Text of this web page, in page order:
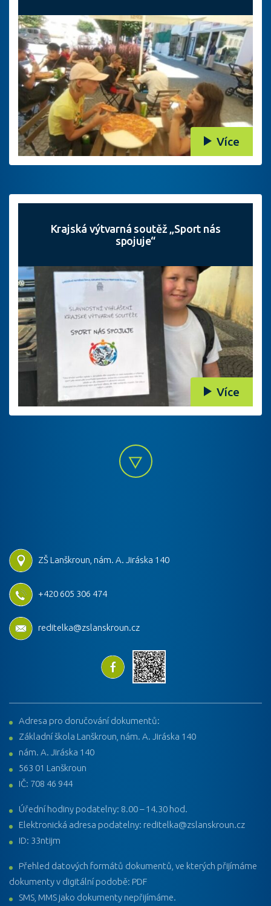
Více
Krajská výtvarná soutěž „Sport nás
spojuje“
Více
ZŠ Lanškroun, nám. A. Jiráska 140
+420 605 306 474
reditelka@zslanskroun.cz
Adresa pro doručování dokumentů:
Základní škola Lanškroun, nám. A. Jiráska 140
nám. A. Jiráska 140
563 01 Lanškroun
IČ: 708 46 944
Úřední hodiny podatelny: 8.00 – 14.30 hod.
Elektronická adresa podatelny: reditelka@zslanskroun.cz
ID: 33ntijm
Přehled datových formátů dokumentů, ve kterých přijímáme
dokumenty v digitální podobě: PDF
SMS, MMS jako dokumenty nepřijímáme.